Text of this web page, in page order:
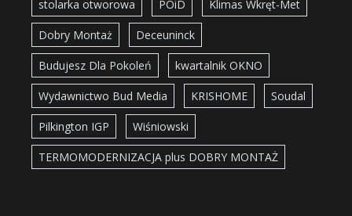
stolarka otworowa POiD Klimas Wkręt-Met
Dobry Montaż Deceuninck
Budujesz Dla Pokoleń kwartalnik OKNO
Wydawnictwo Bud Media KRISHOME Soudal
Pilkington IGP Wiśniowski
TERMOMODERNIZACJA plus DOBRY MONTAŻ